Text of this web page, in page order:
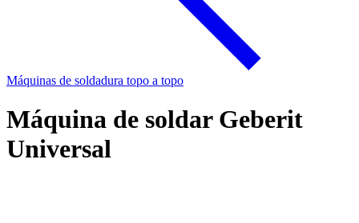
Máquinas de soldadura topo a topo
Máquina de soldar Geberit
Universal